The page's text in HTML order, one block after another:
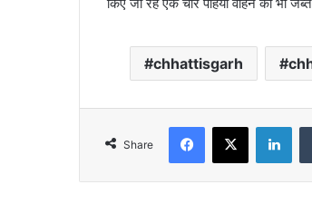
chhattisgarh
Share
Facebook
X